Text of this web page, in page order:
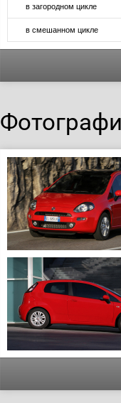
в загородном цикле
в смешанном цикле